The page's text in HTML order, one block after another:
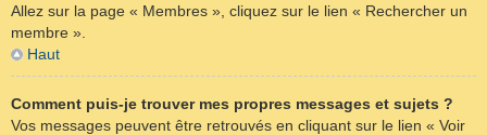
Allez sur la page « Membres », cliquez sur le lien « Rechercher un
membre ».
Haut
Comment puis-je trouver mes propres messages et sujets ?
Vos messages peuvent être retrouvés en cliquant sur le lien « Voir